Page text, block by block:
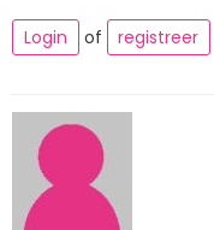
Login
of registreer